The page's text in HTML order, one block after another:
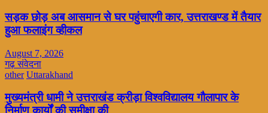
सड़क छोड़ अब आसमान से घर पहुंचाएगी कार, उत्तराखण्ड में तैयार
हुआ फलाइंग व्हीकल
August 7, 2026
गढ़ संवेदना
other Uttarakhand
मुख्यमंत्री धामी ने उत्तराखंड क्रीड़ा विश्वविद्यालय गौलापार के
निर्माण कार्यों की समीक्षा की